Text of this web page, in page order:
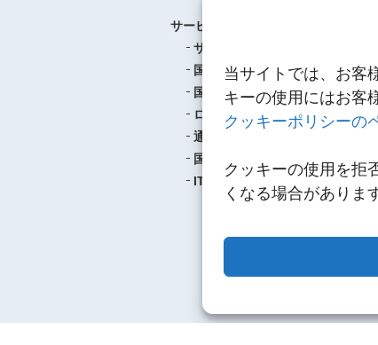
当サイトでは、お客
キーの使用にはお客
クッキーポリシーの
クッキーの使用を拒
くなる場合がありま
サービス
サービスのご案内
国際航空貨物輸送
国際海上貨物輸送
ロジスティクス
通関
国内輸送・梱包
IT
事例紹